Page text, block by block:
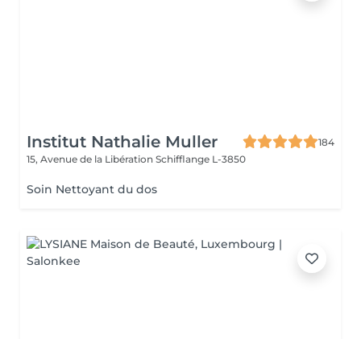
Institut Nathalie Muller
184
15, Avenue de la Libération Schifflange L-3850
Soin Nettoyant du dos